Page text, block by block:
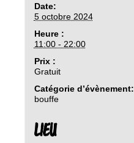
Date:
5 octobre 2024
Heure :
11:00 - 22:00
Prix :
Gratuit
Catégorie d’évènement:
bouffe
LIEU